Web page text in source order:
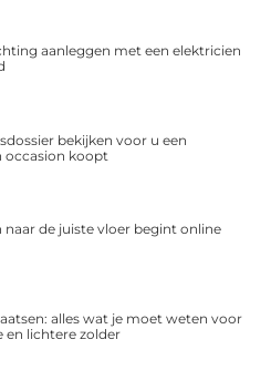
aanleggen met een elektricien
bekijken voor u een
occasion koopt
naar de juiste vloer begint online
alles wat je moet weten voor
en lichtere zolder